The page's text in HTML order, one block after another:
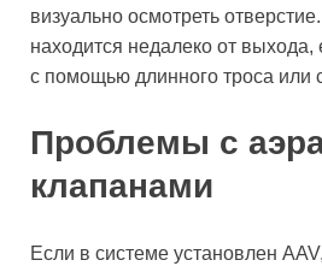
визуально осмотреть
находится недалеко от выхода,
с помощью длинного троса или
Проблемы с
клапанами
Если в системе установлен